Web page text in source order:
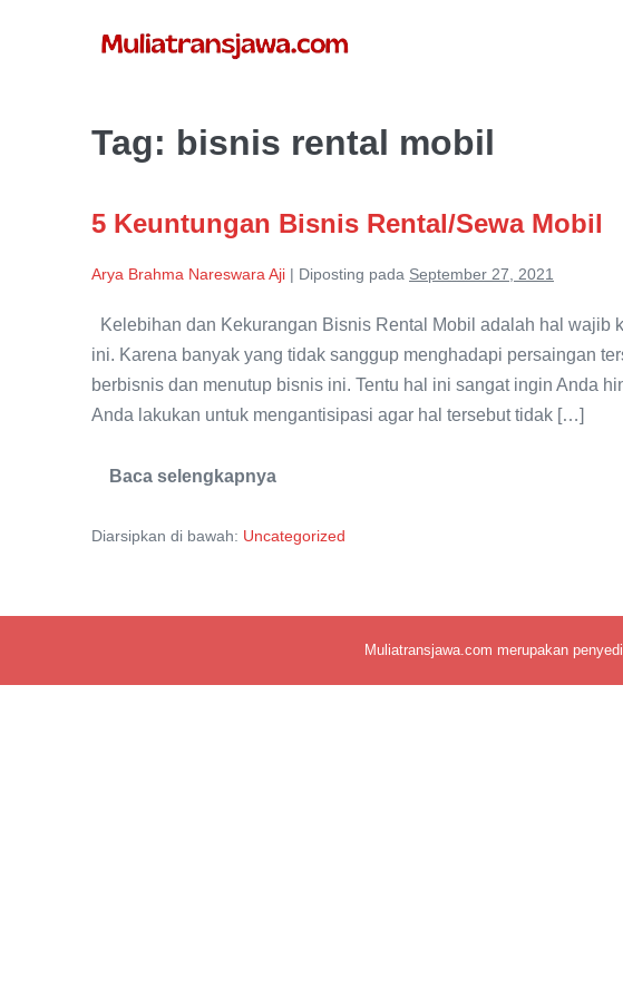
Tag: bisnis rental mobil
5 Keuntungan Bisnis Rental/Sewa Mobil
Arya Brahma Nareswara Aji | Diposting pada September 27, 2021
Kelebihan dan Kekurangan Bisnis Rental Mobil adalah hal wajib
ini. Karena banyak yang tidak sanggup menghadapi persaingan
berbisnis dan menutup bisnis ini. Tentu hal ini sangat ingin Anda
Anda lakukan untuk mengantisipasi agar hal tersebut tidak […]
Baca selengkapnya
5
Rental/Sewa
Diarsipkan di bawah: Uncategorized
Muliatransjawa.com merupakan